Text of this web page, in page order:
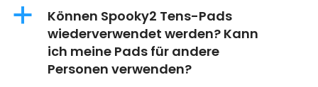
a
Können Spooky2 Tens-Pads
wiederverwendet werden? Kann
ich meine Pads für andere
Personen verwenden?